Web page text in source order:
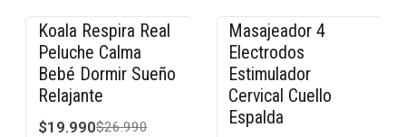
-26% OFF
Koala Respira Real
Peluche Calma
Bebé Dormir Sueño
Relajante
$19.990$26.990
-33% OFF
Masajeador 4
Electrodos
Estimulador
Cervical Cuello
Espalda